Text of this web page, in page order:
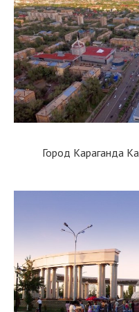
Город Караганда